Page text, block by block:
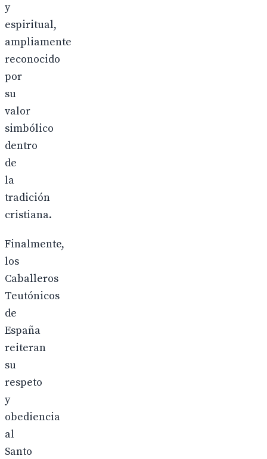
y
espiritual,
ampliamente
reconocido
por
su
valor
simbólico
dentro
de
la
tradición
cristiana.
Finalmente,
los
Caballeros
Teutónicos
de
España
reiteran
su
respeto
y
obediencia
al
Santo